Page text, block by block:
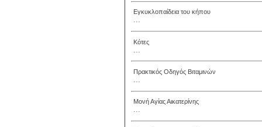
Εγκυκλοπαίδεια του κήπου
...
Κότες
Πρακτικός Οδηγός Βιταμινών
Μονή Αγίας Αικατερίνης
...